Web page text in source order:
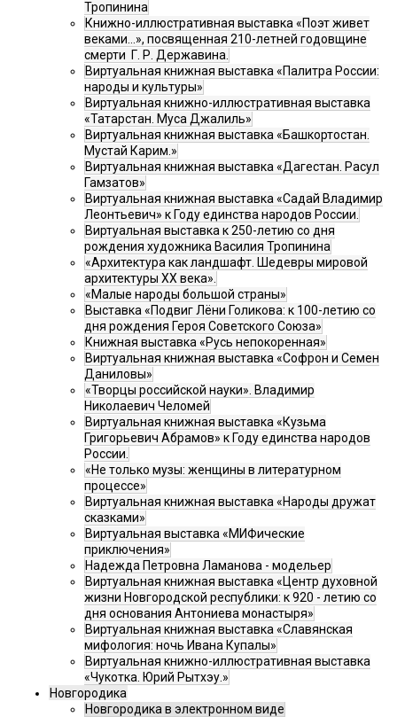
Тропинина
Книжно-иллюстративная выставка «Поэт живет
веками…», посвященная 210-летней годовщине
смерти Г. Р. Державина.
Виртуальная книжная выставка «Палитра России:
народы и культуры»
Виртуальная книжно-иллюстративная выставка
«Татарстан. Муса Джалиль»
Виртуальная книжная выставка «Башкортостан.
Мустай Карим.»
Виртуальная книжная выставка «Дагестан. Расул
Гамзатов»
Виртуальная книжная выставка «Садай Владимир
Леонтьевич» к Году единства народов России.
Виртуальная выставка к 250-летию со дня
рождения художника Василия Тропинина
«Архитектура как ландшафт. Шедевры мировой
архитектуры XX века».
«Малые народы большой страны»
Выставка «Подвиг Лёни Голикова: к 100-летию со
дня рождения Героя Советского Союза»
Книжная выставка «Русь непокоренная»
Виртуальная книжная выставка «Софрон и Семен
Даниловы»
«Творцы российской науки». Владимир
Николаевич Челомей
Виртуальная книжная выставка «Кузьма
Григорьевич Абрамов» к Году единства народов
России.
«Не только музы: женщины в литературном
процессе»
Виртуальная книжная выставка «Народы дружат
сказками»
Виртуальная выставка «МИФические
приключения»
Надежда Петровна Ламанова - модельер
Виртуальная книжная выставка «Центр духовной
жизни Новгородской республики: к 920 - летию со
дня основания Антониева монастыря»
Виртуальная книжная выставка «Славянская
мифология: ночь Ивана Купалы»
Виртуальная книжно-иллюстративная выставка
«Чукотка. Юрий Рытхэу.»
Новгородика
Новгородика в электронном виде